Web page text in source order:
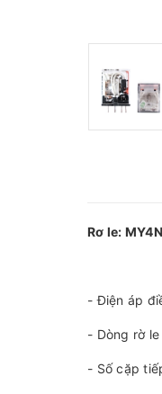
Rơ le:
- Điện áp
- Dòng rờ
- Số cặp